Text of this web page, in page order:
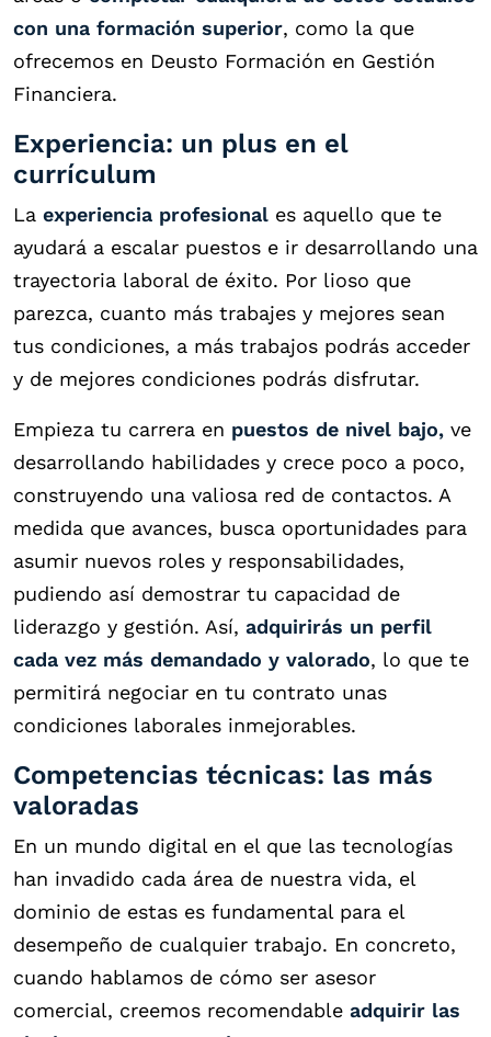
con una formación superior, como la que
ofrecemos en Deusto Formación en Gestión
Financiera.
Experiencia: un plus en el
currículum
La experiencia profesional es aquello que te
ayudará a escalar puestos e ir desarrollando una
trayectoria laboral de éxito. Por lioso que
parezca, cuanto más trabajes y mejores sean
tus condiciones, a más trabajos podrás acceder
y de mejores condiciones podrás disfrutar.
Empieza tu carrera en puestos de nivel bajo, ve
desarrollando habilidades y crece poco a poco,
construyendo una valiosa red de contactos. A
medida que avances, busca oportunidades para
asumir nuevos roles y responsabilidades,
pudiendo así demostrar tu capacidad de
liderazgo y gestión. Así, adquirirás un perfil
cada vez más demandado y valorado, lo que te
permitirá negociar en tu contrato unas
condiciones laborales inmejorables.
Competencias técnicas: las más
valoradas
En un mundo digital en el que las tecnologías
han invadido cada área de nuestra vida, el
dominio de estas es fundamental para el
desempeño de cualquier trabajo. En concreto,
cuando hablamos de cómo ser asesor
comercial, creemos recomendable adquirir las